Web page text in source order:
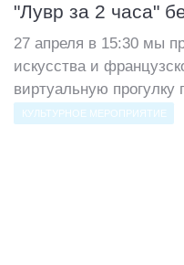
"Лувр за 2 часа"
27 апреля в 15:30 мы
искусства и
виртуальную прогулку
КУЛЬТУРНОЕ МЕРОПРИЯТИЕ